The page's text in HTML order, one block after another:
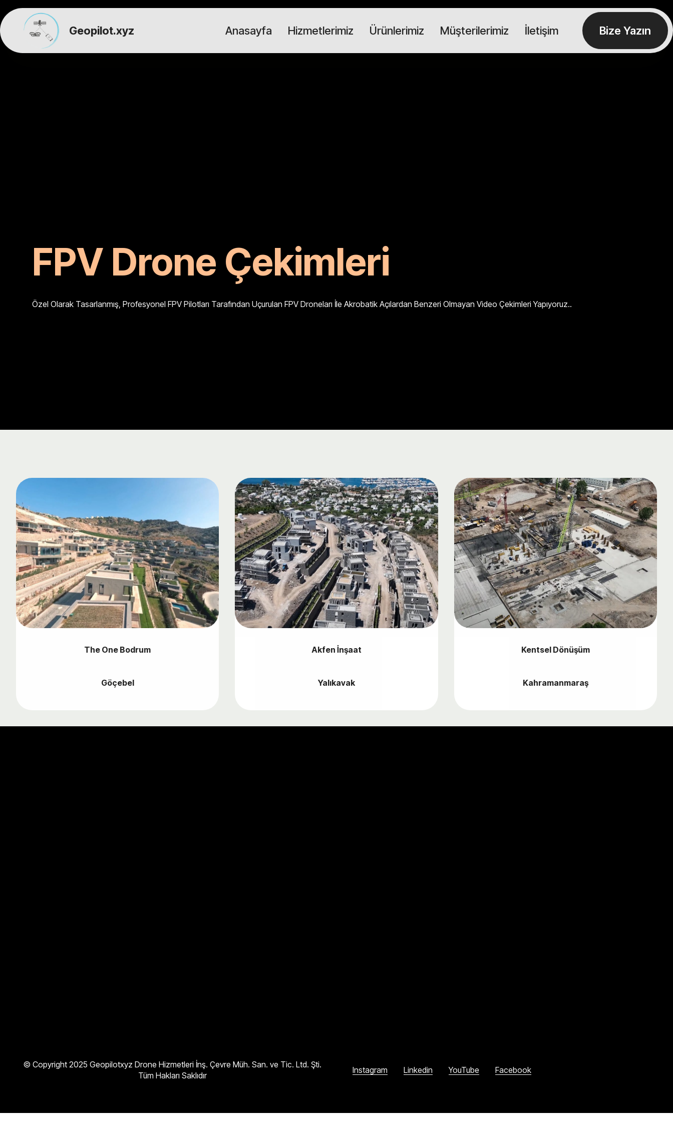
Geopilot.xyz Anasayfa Hizmetlerimiz Ürünlerimiz Müşterilerimiz İletişim Bize Yazın
FPV Drone Çekimleri
Özel Olarak Tasarlanmış, Profesyonel FPV Pilotları Tarafından Uçurulan FPV Droneları İle Akrobatik Açılardan Benzeri Olmayan Video Çekimleri Yapıyoruz..
The One Bodrum
Göçebel
Akfen İnşaat
Yalıkavak
Kentsel Dönüşüm
Kahramanmaraş
© Copyright 2025 Geopilotxyz Drone Hizmetleri İnş. Çevre Müh. San. ve Tic. Ltd. Şti.
Tüm Hakları Saklıdır
Instagram Linkedin YouTube Facebook